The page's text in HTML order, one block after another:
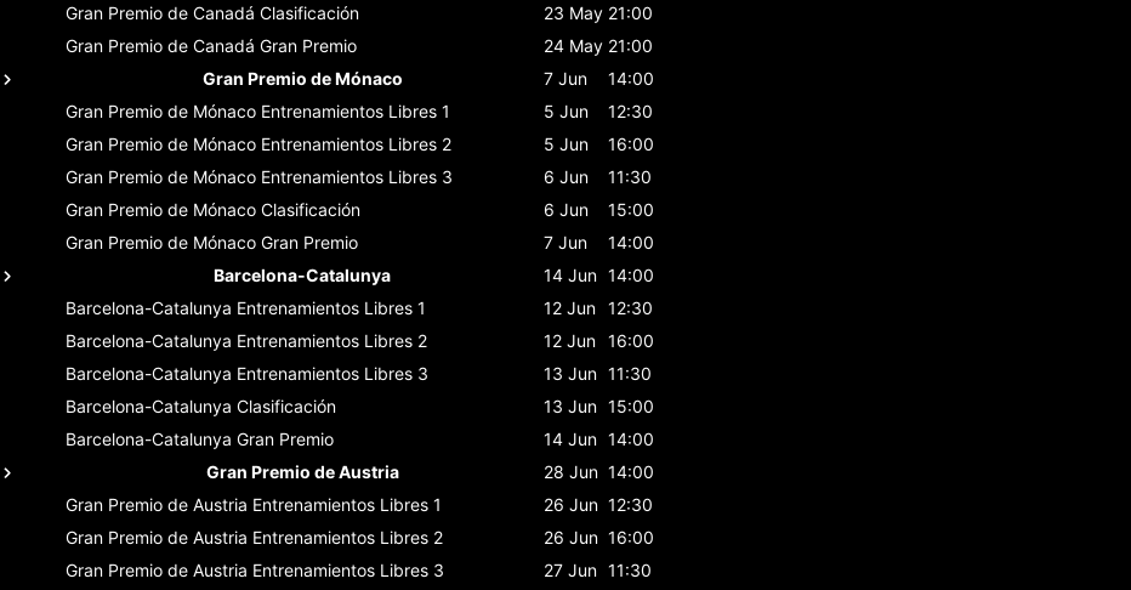
Gran Premio de Canadá Clasificación 23 May 21:00
Gran Premio de Canadá Gran Premio 24 May 21:00
Gran Premio de Mónaco
7 Jun
14:00
Gran Premio de Mónaco Entrenamientos Libres 1 5 Jun
12:30
Gran Premio de Mónaco Entrenamientos Libres 2 5 Jun
16:00
Gran Premio de Mónaco Entrenamientos Libres 3 6 Jun
11:30
Gran Premio de Mónaco Clasificación 6 Jun
15:00
Gran Premio de Mónaco Gran Premio 7 Jun
14:00
Barcelona-Catalunya
14 Jun 14:00
Barcelona-Catalunya Entrenamientos Libres 1 12 Jun 12:30
Barcelona-Catalunya Entrenamientos Libres 2 12 Jun 16:00
Barcelona-Catalunya Entrenamientos Libres 3 13 Jun 11:30
Barcelona-Catalunya Clasificación 13 Jun 15:00
Barcelona-Catalunya Gran Premio 14 Jun 14:00
Gran Premio de Austria
28 Jun 14:00
Gran Premio de Austria Entrenamientos Libres 1 26 Jun 12:30
Gran Premio de Austria Entrenamientos Libres 2 26 Jun 16:00
Gran Premio de Austria Entrenamientos Libres 3 27 Jun 11:30